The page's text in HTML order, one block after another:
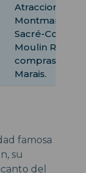
Atracciones:
Montmartre,
Sacré-Cœur,
Moulin Rouge,
compras en
Marais.
famosa
su
del